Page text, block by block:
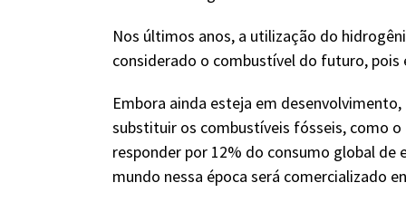
Nos últimos anos, a utilização do
considerado o combustível do futuro, pois
Embora ainda esteja em
substituir os combustíveis fósseis, como
responder por 12% do consumo global
mundo nessa época será comercializado